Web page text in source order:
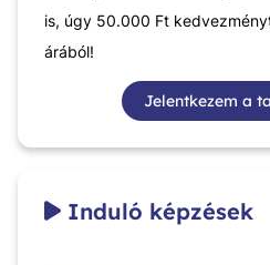
is, úgy 50.000 Ft
árából!
Jelentkezem a
Induló képzések